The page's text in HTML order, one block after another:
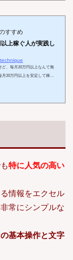
公開。あなたの生活スタイル
すすめ
上稼ぐ人が実践し
ど、毎月20万円以上なんて無
20万円以上を安定して稼ぐ
特に人気の高い
情報をエクセル
常にシンプルな
基本操作と文字